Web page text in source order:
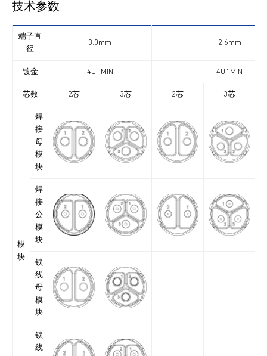
技术参数
端子直
径
3.0mm 2.6mm
镀金 4U” MIN 4U” MIN
芯数 2芯 3芯 2芯 3芯
模
块
焊
接
母
模
块
焊
接
公
模
块
锁
线
母
模
块
锁
线